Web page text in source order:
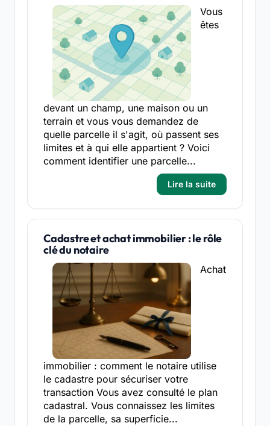
Vous
êtes
devant un champ, une maison ou un
terrain et vous vous demandez de
quelle parcelle il s'agit, où passent ses
limites et à qui elle appartient ? Voici
comment identifier une parcelle...
Lire la suite
Cadastre et achat immobilier : le rôle
clé du notaire
Achat
immobilier : comment le notaire utilise
le cadastre pour sécuriser votre
transaction Vous avez consulté le plan
cadastral. Vous connaissez les limites
de la parcelle, sa superficie...